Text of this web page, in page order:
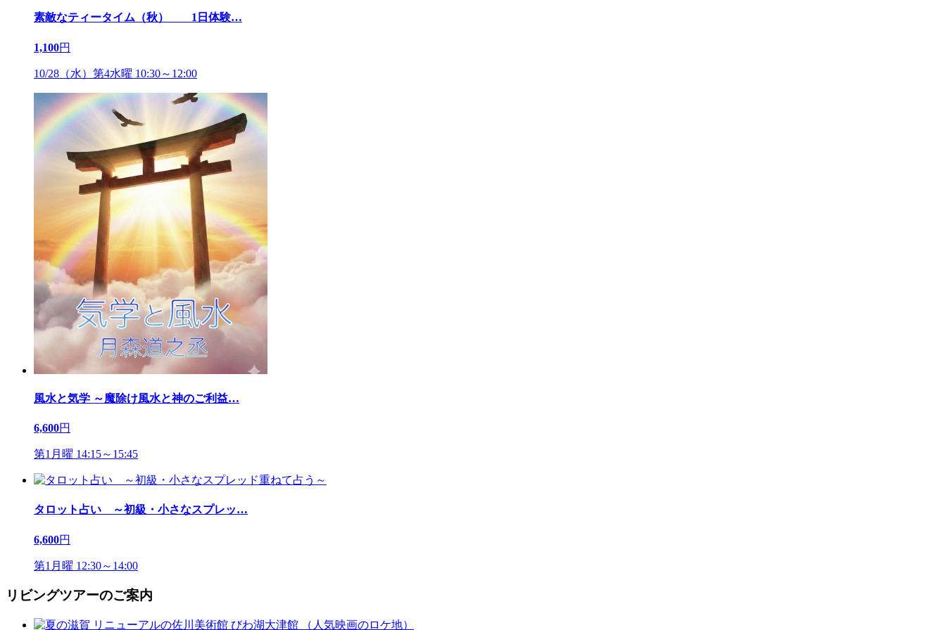
素敵なティータイム（秋） 1日体験…
1,100円
10/28（水）第4水曜 10:30～12:00
風水と気学 ～魔除け風水と神のご利益…
6,600円
第1月曜 14:15～15:45
タロット占い ～初級・小さなスプレッ…
6,600円
第1月曜 12:30～14:00
リビングツアーのご案内